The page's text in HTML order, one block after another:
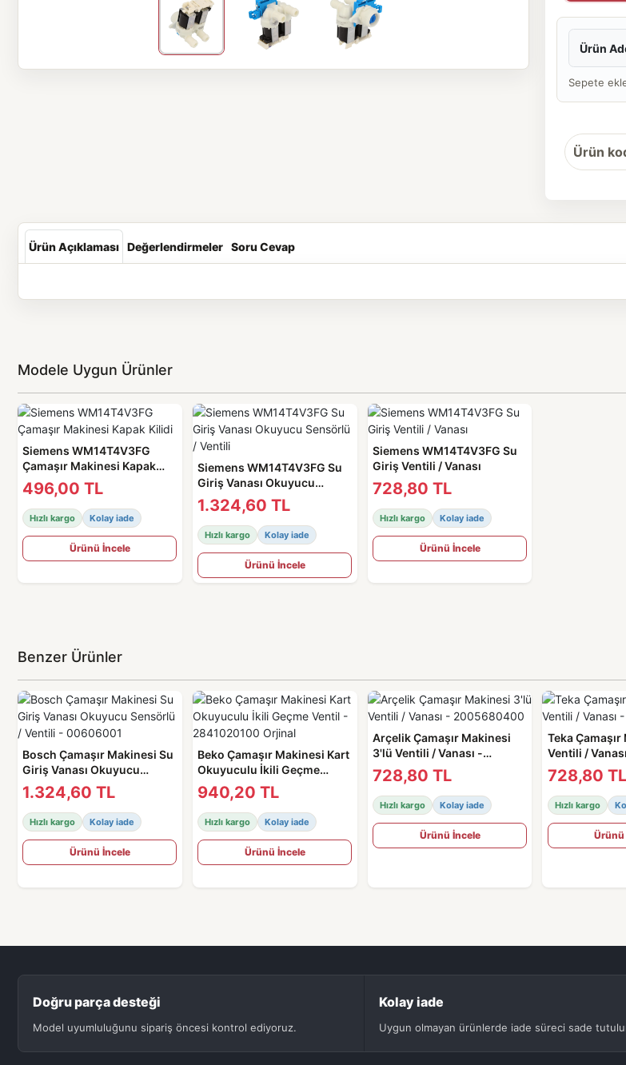
Ürün
Sepete
Ürün
Ürün Açıklaması Değerlendirmeler Soru Cevap
Modele Uygun Ürünler
Siemens WM14T4V3FG
Çamaşır Makinesi Kapak
Kilidi
496,00 TL
Hızlı kargo Kolay iade
Ürünü İncele
Siemens WM14T4V3FG Su
Giriş Vanası Okuyucu
Sensörlü / Ventili
1.324,60 TL
Hızlı kargo Kolay iade
Ürünü İncele
Siemens WM14T4V3FG Su
Giriş Ventili / Vanası
728,80 TL
Hızlı kargo Kolay iade
Ürünü İncele
Benzer Ürünler
Bosch Çamaşır Makinesi Su
Giriş Vanası Okuyucu
Sensörlü / Ventili -
00606001
1.324,60 TL
Hızlı kargo Kolay iade
Ürünü İncele
Beko Çamaşır Makinesi Kart
Okuyuculu İkili Geçme
Ventil - 2841020100 Orjinal
940,20 TL
Hızlı kargo Kolay iade
Ürünü İncele
Arçelik Çamaşır Makinesi
3'lü Ventili / Vanası -
2005680400
728,80 TL
Hızlı kargo Kolay iade
Ürünü İncele
Teka
Ventili /
2005680400
728,80 TL
Hızlı kargo
Ürünü
Doğru parça desteği
Model uyumluluğunu sipariş öncesi kontrol ediyoruz.
Kolay iade
Uygun olmayan ürünlerde iade süreci sade